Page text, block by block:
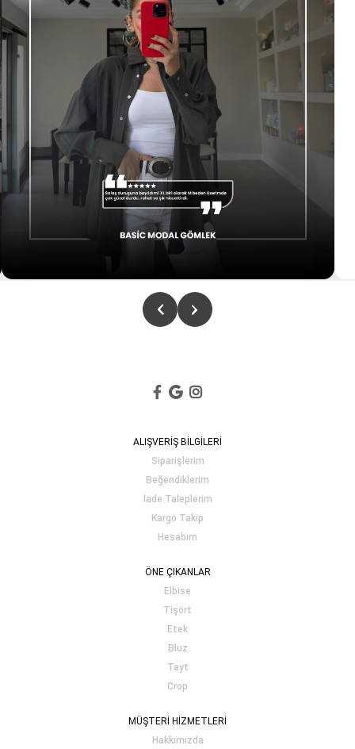
ALIŞVERİŞ BİLGİLERİ
Siparişlerim
Beğendiklerim
İade Taleplerim
Kargo Takip
Hesabım
ÖNE ÇIKANLAR
Elbise
Tişört
Etek
Bluz
Tayt
Crop
MÜŞTERİ HİZMETLERİ
Hakkımızda